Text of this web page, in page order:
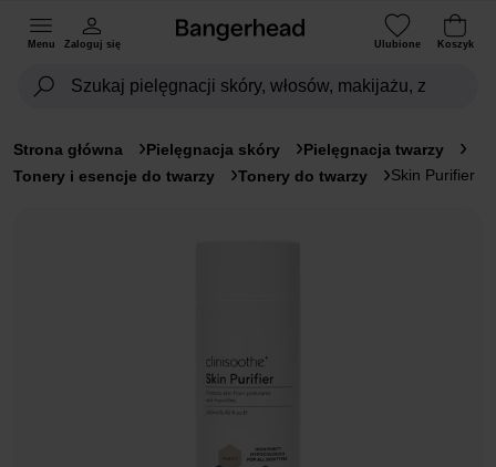
Menu Zaloguj się Ulubione Koszyk
Strona główna Pielęgnacja skóry
Pielęgnacja twarzy
Tonery i esencje do twarzy
Tonery do twarzy Skin Purifier